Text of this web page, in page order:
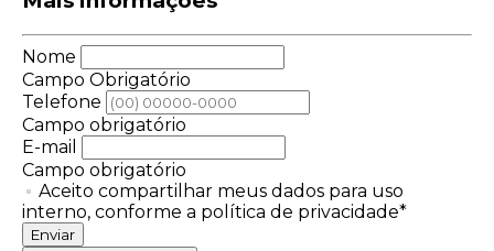
Nome
Campo Obrigatório
Telefone
Campo obrigatório
E-mail
Campo obrigatório
Aceito compartilhar meus dados para uso
interno, conforme a política de privacidade*
Enviar